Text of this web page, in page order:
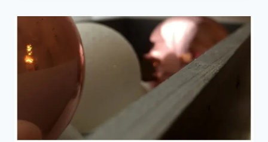
WELTENBUMMLER
UND
REISEFREUNDE